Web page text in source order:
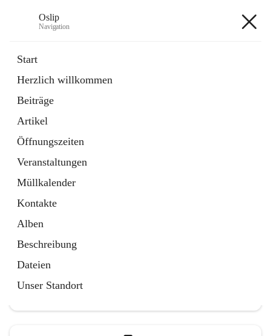
Oslip
Navigation
Start
Herzlich willkommen
Beiträge
Artikel
Öffnungszeiten
Veranstaltungen
Müllkalender
Kontakte
Alben
Beschreibung
Dateien
Unser Standort
Externe Webseite
in
Tab
Bundeskanzleramt Österreich
Externe Webseite
öffnet
in
neuem
Tab